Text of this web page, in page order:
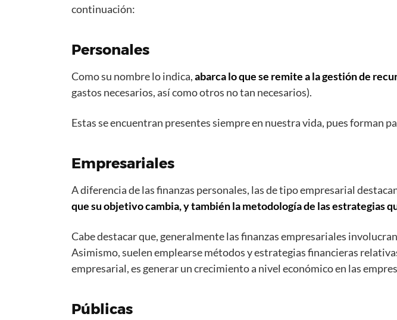
continuación:
Personales
Como su nombre lo indica,abarca lo que se remite a la gestión de
gastos necesarios, así como otros no tan necesarios).
Estas se encuentran presentes siempre en nuestra vida, pues forman
Empresariales
A diferencia de las finanzas personales, las de tipo empresarial
que su objetivo cambia, y también la metodología de las estrategias
Cabe destacar que, generalmente las finanzas empresariales
Asimismo, suelen emplearse métodos y estrategias financieras
empresarial, es generar un crecimiento a nivel económico en las
Públicas